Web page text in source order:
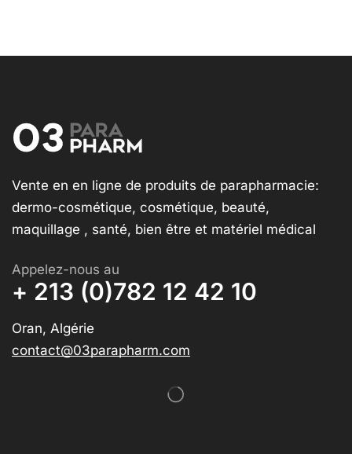
Vente en en ligne de produits de parapharmacie:
dermo-cosmétique, cosmétique, beauté,
maquillage , santé, bien être et matériel médical
Appelez-nous au
+ 213 (0)782 12 42 10
Oran, Algérie
contact@03parapharm.com